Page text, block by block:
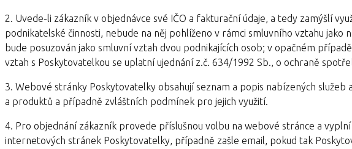
2. Uvede-li zákazník v objednávce své IČO a fakturační údaje, a tedy zamýšlí
podnikatelské činnosti, nebude na něj pohlíženo v rámci smluvního vztahu
bude posuzován jako smluvní vztah dvou podnikajících osob; v opačném
vztah s Poskytovatelkou se uplatní ujednání z.č. 634/1992 Sb., o ochraně
3. Webové stránky Poskytovatelky obsahují seznam a popis nabízených
a produktů a případně zvláštních podmínek pro jejich využití.
4. Pro objednání zákazník provede příslušnou volbu na webové stránce a
internetových stránek Poskytovatelky, případně zašle email, pokud tak